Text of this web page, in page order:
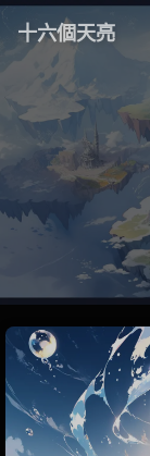
十六個天亮